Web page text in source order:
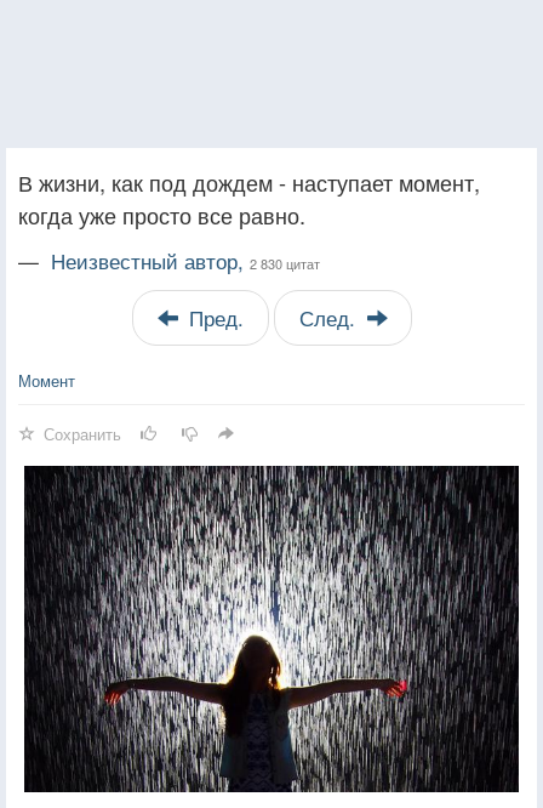
В жизни, как под дождем - наступает момент,
когда уже просто все равно.
— Неизвестный автор, 2 830 цитат
Пред. След.
Момент
Сохранить